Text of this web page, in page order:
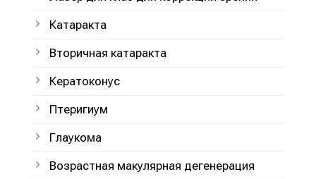
Катаракта
Вторичная катаракта
Кератоконус
Птеригиум
Глаукома
Возрастная макулярная дегенерация